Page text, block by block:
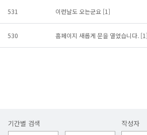
531 이런날도 오는군요 [1]
530 홈페이지 새롭게 문을 열었습니다. [1]
기간별 검색
작성자